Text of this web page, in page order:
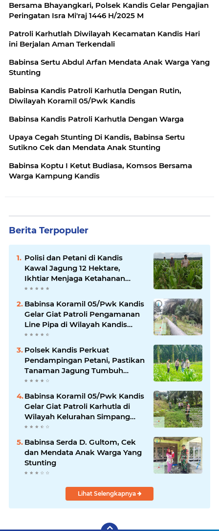
Bersama Bhayangkari, Polsek Kandis Gelar Pengajian
Peringatan Isra Mi'raj 1446 H/2025 M
Patroli Karhutlah Diwilayah Kecamatan Kandis Hari
ini Berjalan Aman Terkendali
Babinsa Sertu Abdul Arfan Mendata Anak Warga Yang
Stunting
Babinsa Kandis Patroli Karhutla Dengan Rutin,
Diwilayah Koramil 05/Pwk Kandis
Babinsa Kandis Patroli Karhutla Dengan Warga
Upaya Cegah Stunting Di Kandis, Babinsa Sertu
Sutikno Cek dan Mendata Anak Stunting
Babinsa Koptu I Ketut Budiasa, Komsos Bersama
Warga Kampung Kandis
Berita Terpopuler
Polisi dan Petani di Kandis
Kawal Jagung 12 Hektare,
Ikhtiar Menjaga Ketahanan
Pangan
Babinsa Koramil 05/Pwk Kandis
Gelar Giat Patroli Pengamanan
Line Pipa di Wilayah Kandis
Kandis
Polsek Kandis Perkuat
Pendampingan Petani, Pastikan
Tanaman Jagung Tumbuh
Optimal Dukung Swasembada
Pangan Nasional
Babinsa Koramil 05/Pwk Kandis
Gelar Giat Patroli Karhutla di
Wilayah Kelurahan Simpang
Belutu
Babinsa Serda D. Gultom, Cek
dan Mendata Anak Warga Yang
Stunting
Lihat Selengkapnya